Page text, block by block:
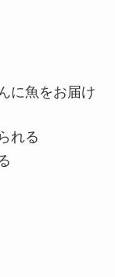
に魚をお届け
れる